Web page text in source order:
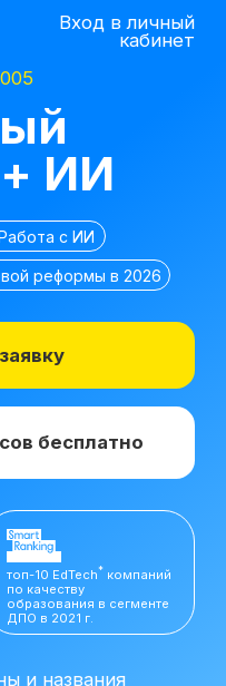
в личный
кабинет
2026